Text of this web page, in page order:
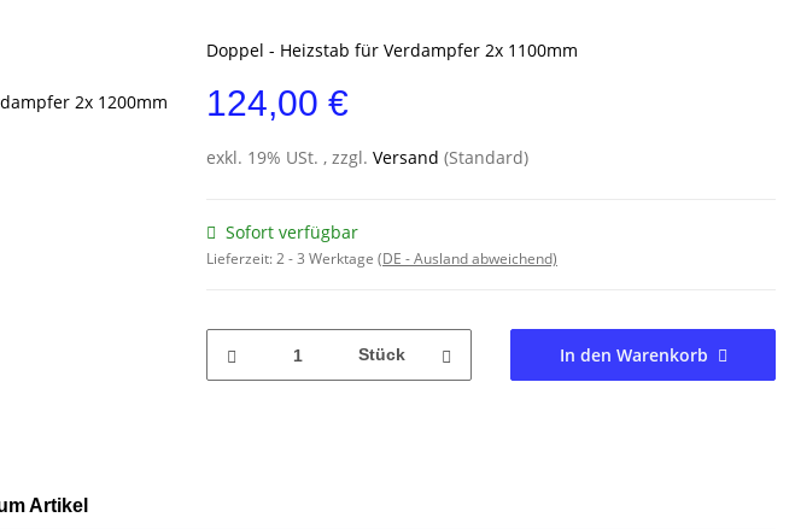
Doppel - Heizstab für Verdampfer 2x 1100mm
124,00 €
exkl. 19% USt. , zzgl. Versand (Standard)
Sofort verfügbar
Lieferzeit:2 - 3 Werktage (DE - Ausland abweichend)
Stück In den Warenkorb
Artikel